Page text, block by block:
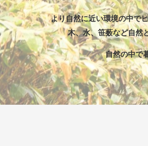
より自然に近い環境の中で
木、水、笹薮など自然
自然の中で